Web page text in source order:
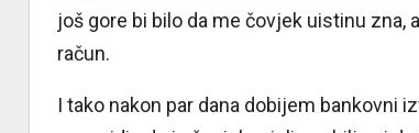
još gore bi bilo da me čovjek uistinu
račun.
I tako nakon par dana dobijem bankovni